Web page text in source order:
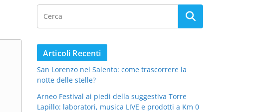
Articoli Recenti
San Lorenzo nel Salento: come trascorrere la
notte delle stelle?
Arneo Festival ai piedi della suggestiva Torre
Lapillo: laboratori, musica LIVE e prodotti a Km 0